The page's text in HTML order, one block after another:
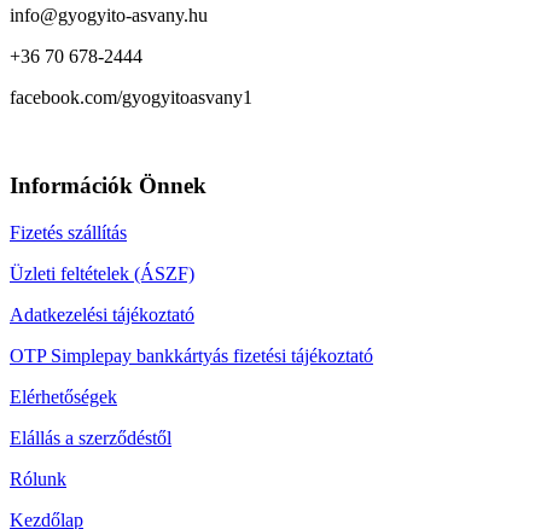
info@gyogyito-asvany.hu
+36 70 678-2444
facebook.com/gyogyitoasvany1
Információk Önnek
Fizetés szállítás
Üzleti feltételek (ÁSZF)
Adatkezelési tájékoztató
OTP Simplepay bankkártyás fizetési tájékoztató
Elérhetőségek
Elállás a szerződéstől
Rólunk
Kezdőlap